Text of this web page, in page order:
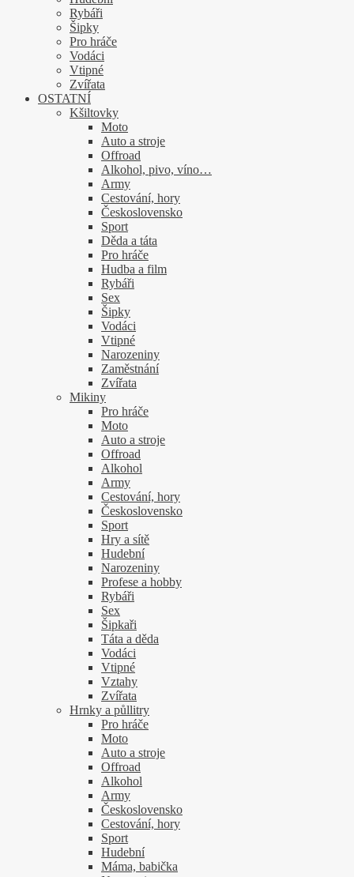
Rybáři
Šipky
Pro hráče
Vodáci
Vtipné
Zvířata
OSTATNÍ
Kšiltovky
Moto
Auto a stroje
Offroad
Alkohol, pivo, víno…
Army
Cestování, hory
Československo
Sport
Děda a táta
Pro hráče
Hudba a film
Rybáři
Sex
Šipky
Vodáci
Vtipné
Narozeniny
Zaměstnání
Zvířata
Mikiny
Pro hráče
Moto
Auto a stroje
Offroad
Alkohol
Army
Cestování, hory
Československo
Sport
Hry a sítě
Hudební
Narozeniny
Profese a hobby
Rybáři
Sex
Šipkaři
Táta a děda
Vodáci
Vtipné
Vztahy
Zvířata
Hrnky a půllitry
Pro hráče
Moto
Auto a stroje
Offroad
Alkohol
Army
Československo
Cestování, hory
Sport
Hudební
Máma, babička